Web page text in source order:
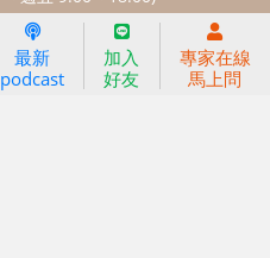
Green & Safe
最新
podcast
加入
好友
專家在線
馬上問